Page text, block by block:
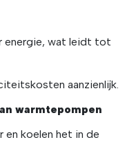
energie, wat leidt tot
aanzienlijk.
warmtepompen
en koelen het in de